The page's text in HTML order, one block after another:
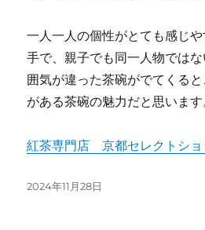
一人一人の個性がとても感じ
手で、親子でも同一人物では
囲気が違った茶碗がでてくる
がある茶碗の魅力だと思います
紅茶専門店 京都セレクトショ
投
2024年11月28日